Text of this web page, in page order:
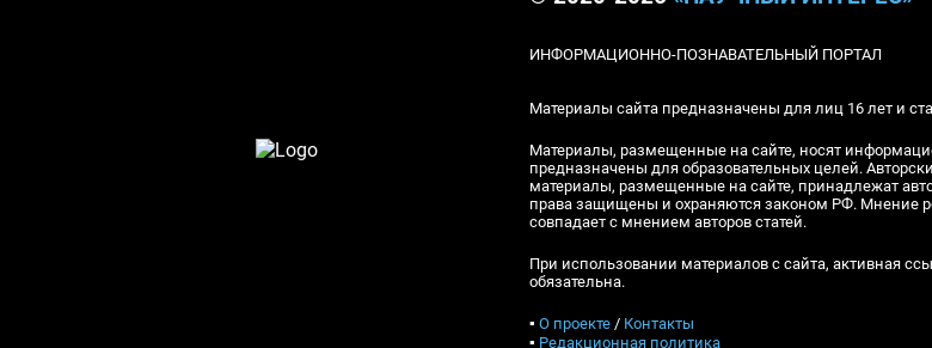
ИНФОРМАЦИОННО-ПОЗНАВАТЕЛЬНЫЙ ПОРТАЛ
Материалы сайта предназначены для лиц 16 лет и
Материалы, размещенные на сайте, носят
предназначены для образовательных целей.
материалы, размещенные на сайте, принадлежат
права защищены и охраняются законом РФ. Мнение
совпадает с мнением авторов статей.
При использовании материалов с сайта, активная
обязательна.
▪ О проекте/ Контакты
▪ Редакционная политика